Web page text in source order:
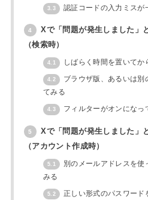
3.3 認証コードの入力ミスが
4
Xで「問題が発生しました」
（検索時）
4.1 しばらく時間を置いてか
4.2
ブラウザ版、あるいは別
てみる
4.3 フィルターがオンになっ
5
Xで「問題が発生しました」
（アカウント作成時）
5.1
別のメールアドレスを使
みる
5.2 正しい形式のパスワード